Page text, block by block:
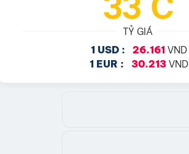
TỶ GIÁ
1 USD : 26.161VND
1 EUR : 30.213VND